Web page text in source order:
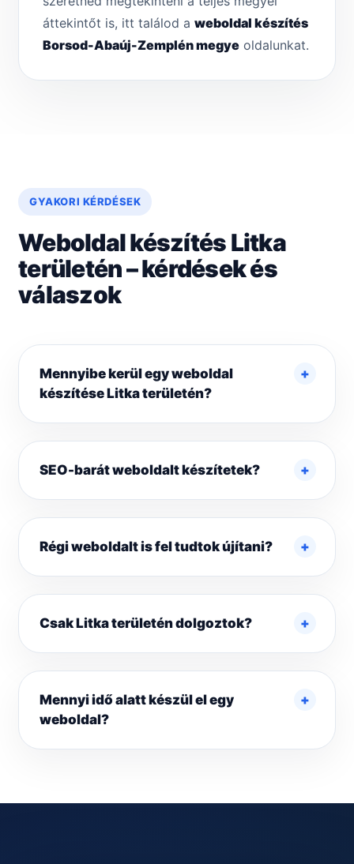
áttekintőt is, itt találod a weboldal készítés
Borsod-Abaúj-Zemplén megye oldalunkat.
GYAKORI KÉRDÉSEK
Weboldal készítés Litka
területén – kérdések és
válaszok
Mennyibe kerül egy weboldal
készítése Litka területén?
SEO-barát weboldalt készítetek?
Régi weboldalt is fel tudtok újítani?
Csak Litka területén dolgoztok?
Mennyi idő alatt készül el egy
weboldal?